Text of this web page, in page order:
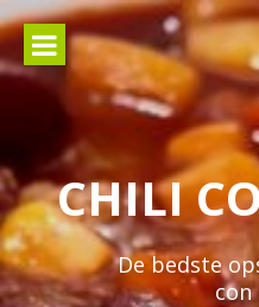
Spring
til
indhold
CHILI
De bedste
con